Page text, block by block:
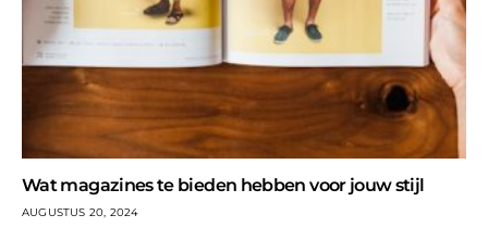
Wat magazines te bieden hebben voor jouw stijl
AUGUSTUS 20, 2024